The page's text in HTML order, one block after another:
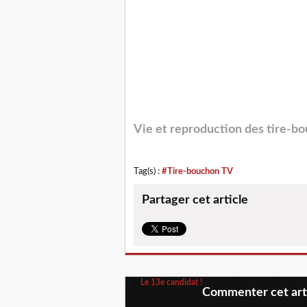
Vie et reproduction des tire-
Tag(s) : #Tire-bouchon TV
Partager cet article
Le 13e candidat !
Commenter cet